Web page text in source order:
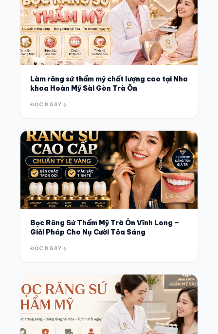
Làm răng sứ thẩm mỹ chất lượng cao tại Nha
khoa Hoàn Mỹ Sài Gòn Trà Ôn
ĐỌC NGAY
Bọc Răng Sứ Thẩm Mỹ Trà Ôn Vĩnh Long –
Giải Pháp Cho Nụ Cười Tỏa Sáng
ĐỌC NGAY